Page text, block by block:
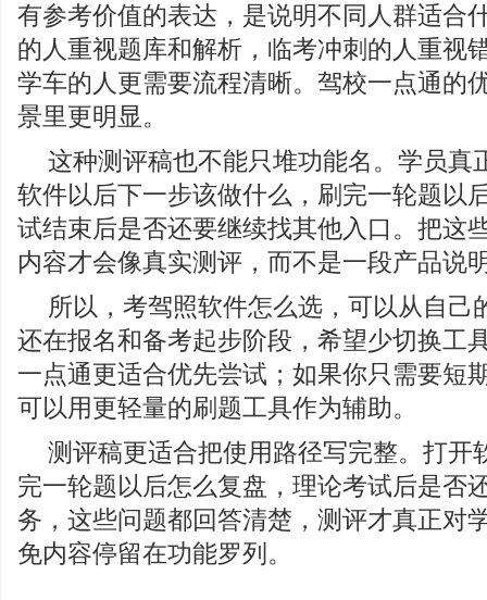
有参考价值的表达，是说明不同人群适合
的人重视题库和解析，临考冲刺的人重视
学车的人更需要流程清晰。驾校一点通的
景里更明显。
这种测评稿也不能只堆功能名。学员真
软件以后下一步该做什么，刷完一轮题以
试结束后是否还要继续找其他入口。把这
内容才会像真实测评，而不是一段产品说
所以，考驾照软件怎么选，可以从自己
还在报名和备考起步阶段，希望少切换工
一点通更适合优先尝试；如果你只需要短
可以用更轻量的刷题工具作为辅助。
测评稿更适合把使用路径写完整。打开
完一轮题以后怎么复盘，理论考试后是否
务，这些问题都回答清楚，测评才真正对
免内容停留在功能罗列。